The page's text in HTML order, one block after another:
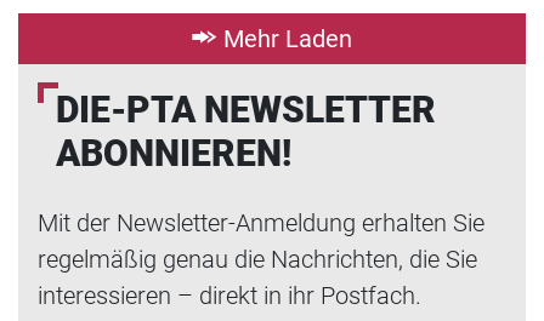
Mehr Laden
DIE-PTA NEWSLETTER
ABONNIEREN!
Mit der Newsletter-Anmeldung erhalten Sie
regelmäßig genau die Nachrichten, die Sie
interessieren – direkt in ihr Postfach.